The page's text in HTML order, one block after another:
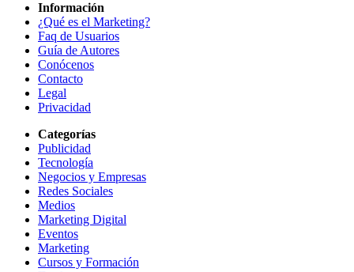
Información
¿Qué es el Marketing?
Faq de Usuarios
Guía de Autores
Conócenos
Contacto
Legal
Privacidad
Categorías
Publicidad
Tecnología
Negocios y Empresas
Redes Sociales
Medios
Marketing Digital
Eventos
Marketing
Cursos y Formación